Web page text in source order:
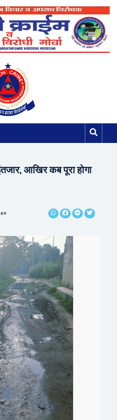
आखिर कब पूरा होगा